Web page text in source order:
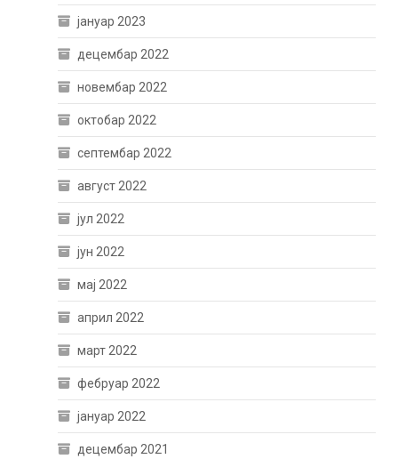
јануар 2023
децембар 2022
новембар 2022
октобар 2022
септембар 2022
август 2022
јул 2022
јун 2022
мај 2022
април 2022
март 2022
фебруар 2022
јануар 2022
децембар 2021